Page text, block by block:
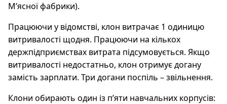
М’ясної фабрики).
Працюючи у відомстві, клон витрачає 1 одиницю
витривалості щодня. Працюючи на кількох
держпідприємствах витрата підсумовується. Якщо
витривалості недостатньо, клон отримує догану
замість зарплати. Три догани поспіль – звільнення.
Клони обирають один із п’яти навчальних корпусів: